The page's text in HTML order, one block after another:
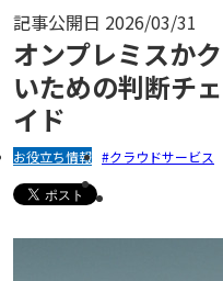
記事公開日 2026/03/31
オンプレミスか
いための判断チ
イド
お役立ち情報 クラウドサービス